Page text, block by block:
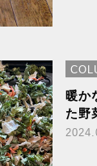
暖か
た野